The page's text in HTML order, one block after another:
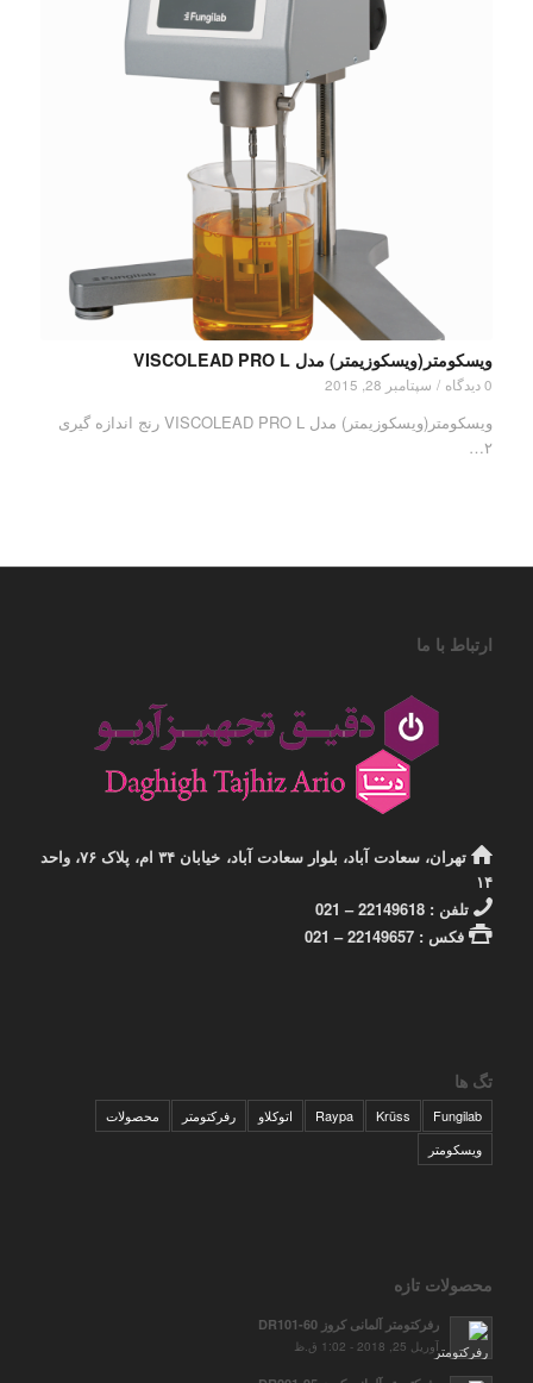
ویسکومتر(ویسکوزیمتر) مدل VISCOLEAD PRO L
0 دیدگاه / سپتامبر 28, 2015
ویسکومتر(ویسکوزیمتر) مدل VISCOLEAD PRO L رنج اندازه گیری
۲…
ارتباط با ما
تهران، سعادت آباد، بلوار سعادت آباد، خیابان ۳۴ ام، پلاک ۷۶، واحد
۱۴
تلفن : 22149618 – 021
فکس : 22149657 – 021
تگ ها
Fungilab
Krüss
Raypa اتوکلاو رفرکتومتر
محصولات
ویسکومتر
محصولات تازه
رفرکتومتر آلمانی کروز DR101-60
آوریل 25, 2018 - 1:02 ق.ظ